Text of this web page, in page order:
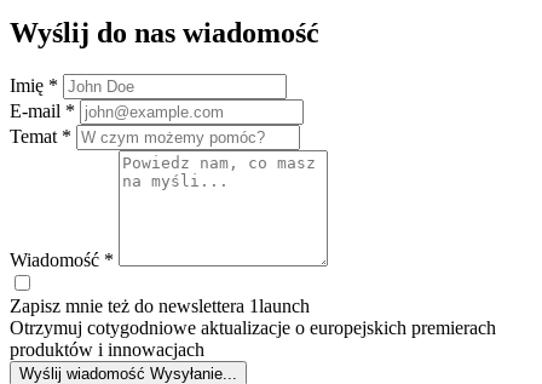
Wyślij do nas wiadomość
Imię *
E-mail *
Temat *
Wiadomość *
Zapisz mnie też do newslettera 1launch
Otrzymuj cotygodniowe aktualizacje o europejskich premierach
produktów i innowacjach
Wyślij wiadomość Wysyłanie...